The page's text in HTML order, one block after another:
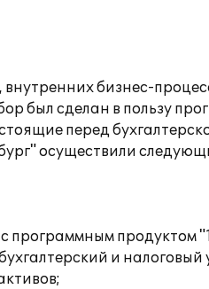
бизнес-
был сделан в пользу
перед
осуществили
программным продуктом
и